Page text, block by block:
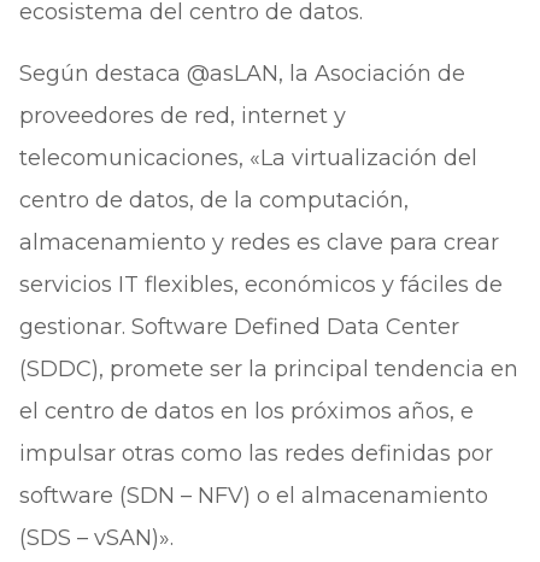
ecosistema del centro de datos.
Según destaca @asLAN, la Asociación de
proveedores de red, internet y
telecomunicaciones, «La virtualización del
centro de datos, de la computación,
almacenamiento y redes es clave para crear
servicios IT flexibles, económicos y fáciles de
gestionar. Software Defined Data Center
(SDDC), promete ser la principal tendencia en
el centro de datos en los próximos años, e
impulsar otras como las redes definidas por
software (SDN – NFV) o el almacenamiento
(SDS – vSAN)».